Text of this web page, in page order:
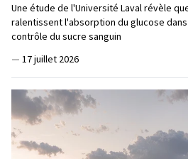
Une étude de l'Université Laval révèle
ralentissent l'absorption du glucose
contrôle du sucre sanguin
— 17 juillet 2026